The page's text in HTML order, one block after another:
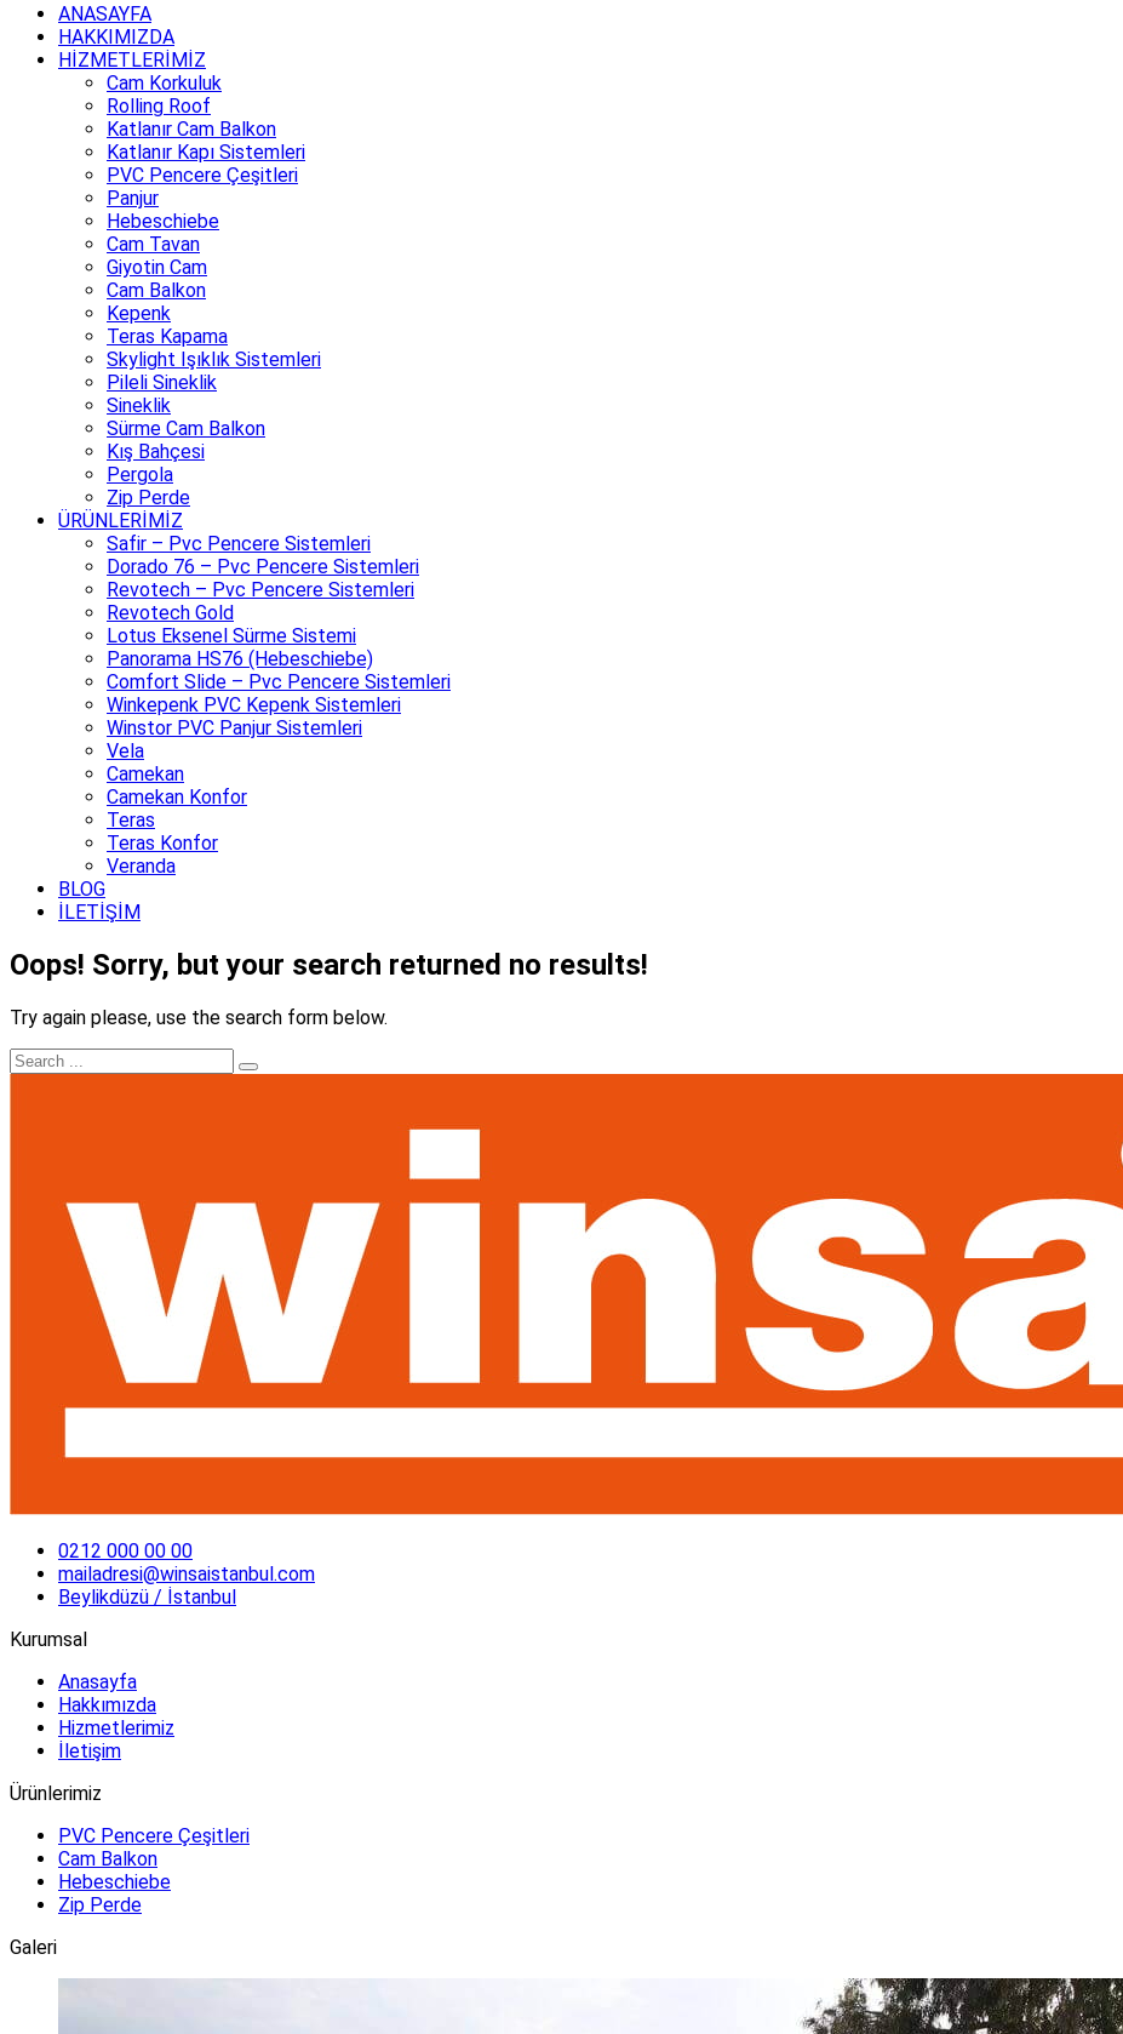
ANASAYFA
HAKKIMIZDA
HİZMETLERİMİZ
Cam Korkuluk
Rolling Roof
Katlanır Cam Balkon
Katlanır Kapı Sistemleri
PVC Pencere Çeşitleri
Panjur
Hebeschiebe
Cam Tavan
Giyotin Cam
Cam Balkon
Kepenk
Teras Kapama
Skylight Işıklık Sistemleri
Pileli Sineklik
Sineklik
Sürme Cam Balkon
Kış Bahçesi
Pergola
Zip Perde
ÜRÜNLERİMİZ
Safir – Pvc Pencere Sistemleri
Dorado 76 – Pvc Pencere Sistemleri
Revotech – Pvc Pencere Sistemleri
Revotech Gold
Lotus Eksenel Sürme Sistemi
Panorama HS76 (Hebeschiebe)
Comfort Slide – Pvc Pencere Sistemleri
Winkepenk PVC Kepenk Sistemleri
Winstor PVC Panjur Sistemleri
Vela
Camekan
Camekan Konfor
Teras
Teras Konfor
Veranda
BLOG
İLETİŞİM
Oops! Sorry, but your search returned no results!
Try again please, use the search form below.
0212 000 00 00
mailadresi@winsaistanbul.com
Beylikdüzü / İstanbul
Kurumsal
Anasayfa
Hakkımızda
Hizmetlerimiz
İletişim
Ürünlerimiz
PVC Pencere Çeşitleri
Cam Balkon
Hebeschiebe
Zip Perde
Galeri